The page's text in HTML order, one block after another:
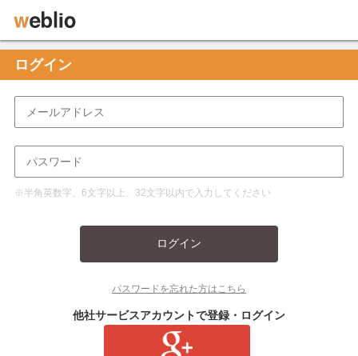
ログイン
※半角英数字、6文字以上、32文字以内で入力してください
ログイン
パスワードを忘れた方はこちら
他社サービスアカウントで登録・ログイン